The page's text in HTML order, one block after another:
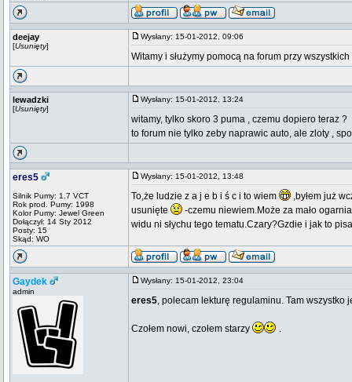
deejay
[Usunięty]
Wysłany: 15-01-2012, 09:06
Witamy i służymy pomocą na forum przy
lewadzki
[Usunięty]
Wysłany: 15-01-2012, 13:24
witamy, tylko skoro 3 puma , czemu dopiero teraz ?
to forum nie tylko zeby naprawic auto, ale zloty ,
eres5
Silnik Pumy: 1.7 VCT
Rok prod. Pumy: 1998
Kolor Pumy: Jewel Green
Dołączył: 14 Sty 2012
Posty: 15
Skąd: WO
Wysłany: 15-01-2012, 13:48
To,że ludzie z a j e b i ś c i to wiem
,byłem już
usunięte
-czemu niewiem.Może za mało
widu ni słychu tego tematu.Czary?Gzdie i jak to
Gaydek
admin
Wysłany: 15-01-2012, 23:04
eres5, polecam lekturę regulaminu. Tam wszystko
Czołem nowi, czołem starzy .